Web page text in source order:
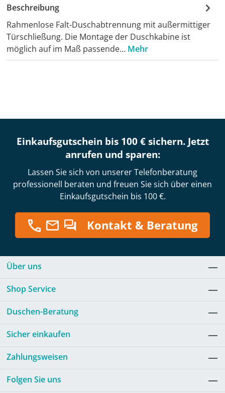
Beschreibung
Rahmenlose Falt-Duschabtrennung mit außermittiger
Türschließung. Die Montage der Duschkabine ist
möglich auf im Maß passende… Mehr
Einkaufsgutschein bis 100 € sichern. Jetzt
anrufen und sparen:
Lassen Sie sich von unserer Telefonberatung
professionell beraten und freuen Sie sich über einen
Einkaufsgutschein bis 100 €.
Kontakt & Beratung
Über uns
Shop Service
Duschen-Beratung
Sicher einkaufen
Zahlungsweisen
Folgen Sie uns